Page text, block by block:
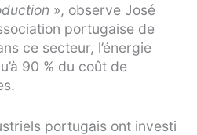
», observe José
portugaise de
ce secteur, l’énergie
90 % du coût de
portugais ont investi